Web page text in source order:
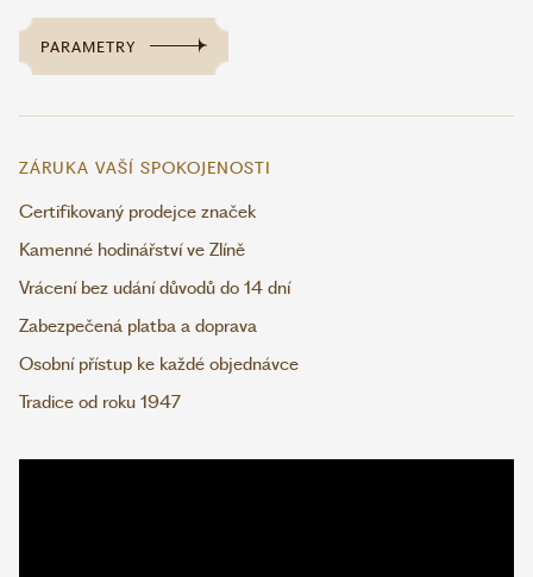
PARAMETRY
ZÁRUKA VAŠÍ SPOKOJENOSTI
Certifikovaný prodejce značek
Kamenné hodinářství ve Zlíně
Vrácení bez udání důvodů do 14 dní
Zabezpečená platba a doprava
Osobní přístup ke každé objednávce
Tradice od roku 1947